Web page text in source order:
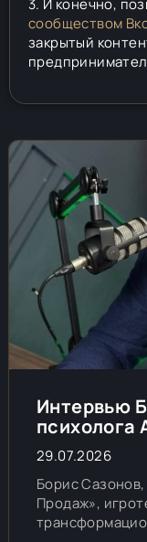
3. И конечно,
сообществом
закрытый
Интервью
психолога
29.07.2026
Борис
Продаж»,